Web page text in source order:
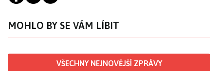
MOHLO BY SE VÁM LÍBIT
VŠECHNY NEJNOVĚJŠÍ ZPRÁVY